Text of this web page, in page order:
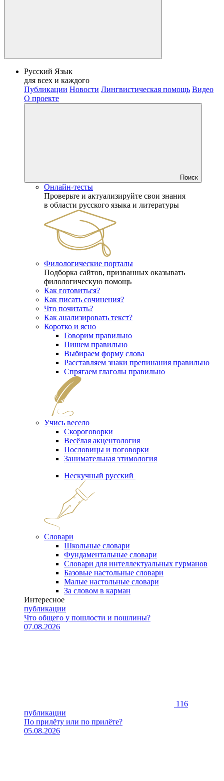
Русский Язык
для всех и каждого
Публикации Новости Лингвистическая помощь Видео
О проекте
Поиск
Онлайн-тесты
Проверьте и актуализируйте свои знания
в области русского языка и литературы
Филологические порталы
Подборка сайтов, призванных оказывать
филологическую помощь
Как готовиться?
Как писать сочинения?
Что почитать?
Как анализировать текст?
Коротко и ясно
Говорим правильно
Пишем правильно
Выбираем форму слова
Расставляем знаки препинания правильно
Спрягаем глаголы правильно
Учись весело
Скороговорки
Весёлая акцентология
Пословицы и поговорки
Занимательная этимология
Нескучный русский
Словари
Школьные словари
Фундаментальные словари
Словари для интеллектуальных гурманов
Базовые настольные словари
Малые настольные словари
За словом в карман
Интересное
публикации
Что общего у пошлости и пошлины?
07.08.2026
116
публикации
По прилёту или по прилёте?
05.08.2026